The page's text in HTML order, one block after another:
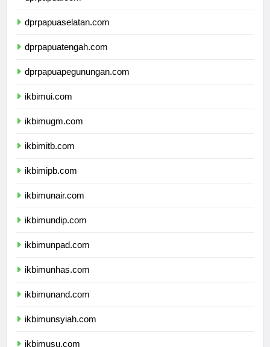
dprpapuaselatan.com
dprpapuatengah.com
dprpapuapegunungan.com
ikbimui.com
ikbimugm.com
ikbimitb.com
ikbimipb.com
ikbimunair.com
ikbimundip.com
ikbimunpad.com
ikbimunhas.com
ikbimunand.com
ikbimunsyiah.com
ikbimusu.com